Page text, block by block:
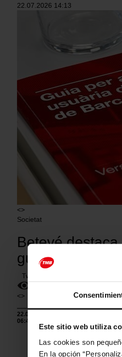
Este sitio web utiliza
Las cookies son
En la opción
22.07.2026 14:13
<>
Societat
Betevé
guanyar
Twittear
<>
22.07.2026
06:44